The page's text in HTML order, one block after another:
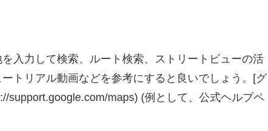
入力して検索、ルート検索、ストリートビューの活
トリアル動画などを参考にすると良いでしょう。[グ
support.google.com/maps) (例として、公式ヘルプペ